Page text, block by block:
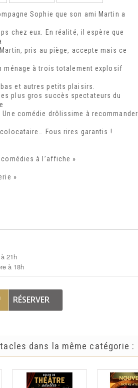
Sophie que son ami Martin a
chez eux. En réalité, il espère que
pris au piège, accepte mais ce
ménage à trois totalement explosif
et autres petits plaisirs.
plus gros succès spectateurs du
comédie drôlissime à recommander
Fous rires garantis !
à l’affiche »
»
21h
à 18h
RÉSERVER
dans la même catégorie :